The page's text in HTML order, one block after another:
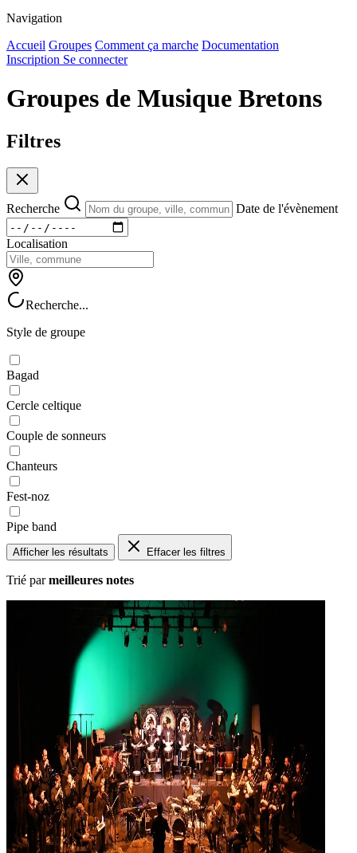
Navigation
Accueil Groupes Comment ça marche Documentation
Inscription Se connecter
Groupes de Musique Bretons
Filtres
Recherche Date de l'évènement
Localisation
Recherche...
Style de groupe
Bagad
Cercle celtique
Couple de sonneurs
Chanteurs
Fest-noz
Pipe band
Afficher les résultats Effacer les filtres
Trié parmeilleures notes